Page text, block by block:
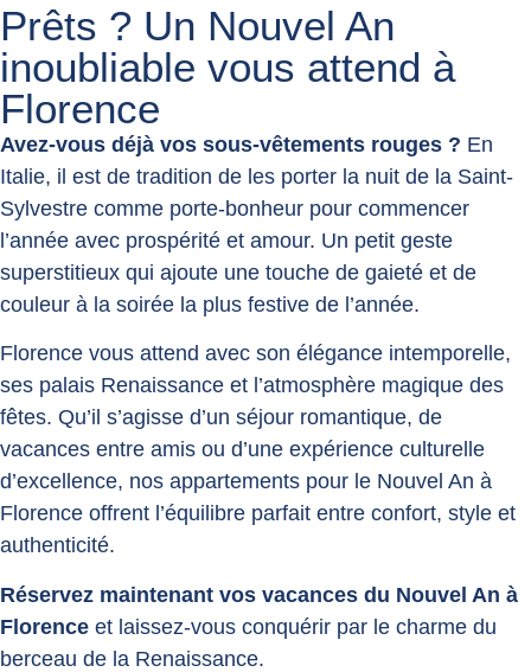
Prêts ? Un Nouvel An
inoubliable vous attend à
Florence
Avez-vous déjà vos sous-vêtements rouges ? En
Italie, il est de tradition de les porter la nuit de la Saint-
Sylvestre comme porte-bonheur pour commencer
l’année avec prospérité et amour. Un petit geste
superstitieux qui ajoute une touche de gaieté et de
couleur à la soirée la plus festive de l’année.
Florence vous attend avec son élégance intemporelle,
ses palais Renaissance et l’atmosphère magique des
fêtes. Qu’il s’agisse d’un séjour romantique, de
vacances entre amis ou d’une expérience culturelle
d’excellence, nos appartements pour le Nouvel An à
Florence offrent l’équilibre parfait entre confort, style et
authenticité.
Réservez maintenant vos vacances du Nouvel An à
Florence et laissez-vous conquérir par le charme du
berceau de la Renaissance.